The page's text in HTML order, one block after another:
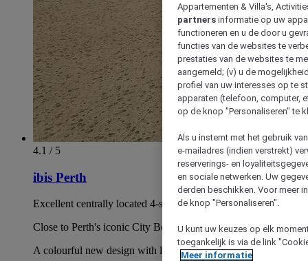
4.1 / 5
ibis Perth
Excellent centrally located 4-star Perth hotel in the city's CBD
Close to Perth's iconic City Beach and Cottesloe Beach
A colourful new design with lively communal areas
Appartementen & Villa's,
partners informatie op uw
functioneren en u de door u
functies van de websites te
prestaties van de websites te
aangemeld; (v) u de
profiel van uw interesses op te
apparaten (telefoon, computer,
op de knop "Personaliseren" te
Als u instemt met het gebruik
e-mailadres (indien verstrekt)
reserverings- en
en sociale netwerken. Uw
derden beschikken. Voor meer
de knop "Personaliseren".
U kunt uw keuzes op elk
toegankelijk is via de link
Meer informatie